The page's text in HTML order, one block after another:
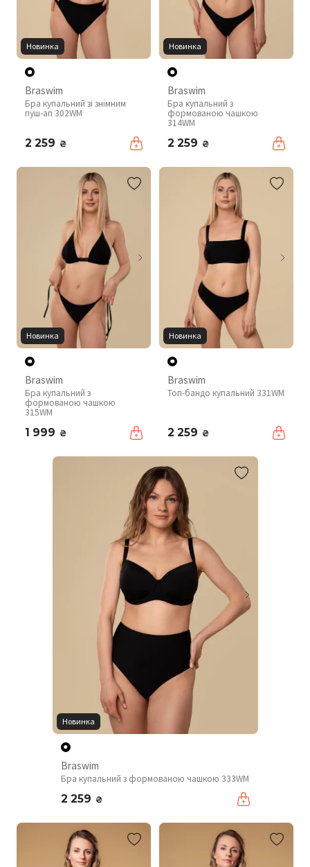
Новинка
Braswim
Бра купальний зі знімним
пуш-ап 302WM
2 259 ₴
Новинка
Braswim
Бра купальний з
формованою чашкою
314WM
2 259 ₴
Новинка
Braswim
Бра купальний з
формованою чашкою
315WM
1 999 ₴
Новинка
Braswim
Топ-бандо купальний 331WM
2 259 ₴
Новинка
Braswim
Бра купальний з формованою чашкою 333WM
2 259 ₴